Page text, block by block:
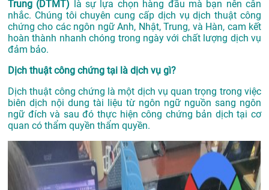
Trung (DTMT) là sự lựa chọn hàng đầu mà bạn nên cân
nhắc. Chúng tôi chuyên cung cấp dịch vụ dịch thuật công
chứng cho các ngôn ngữ Anh, Nhật, Trung, và Hàn, cam kết
hoàn thành nhanh chóng trong ngày với chất lượng dịch vụ
đảm bảo.
Dịch thuật công chứng tại là dịch vụ gì?
Dịch thuật công chứng là một dịch vụ quan trọng trong việc
biên dịch nội dung tài liệu từ ngôn ngữ nguồn sang ngôn
ngữ đích và sau đó thực hiện công chứng bản dịch tại cơ
quan có thẩm quyền thẩm quyền.